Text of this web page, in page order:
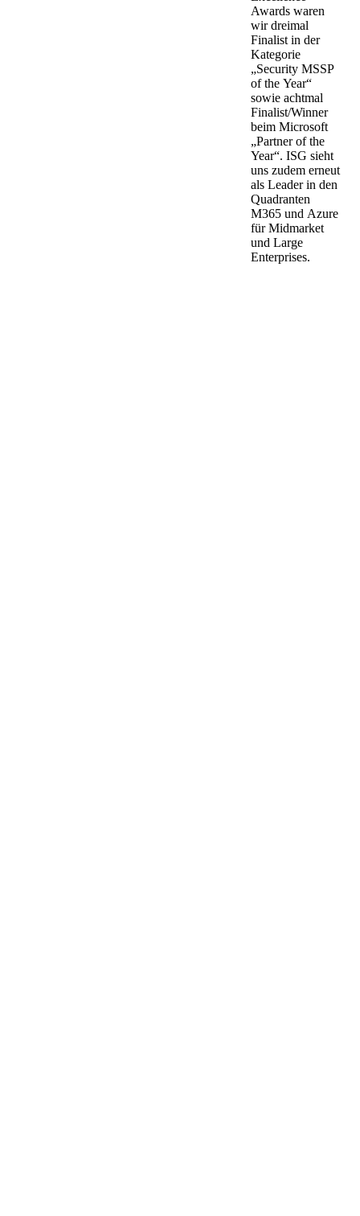
Awards waren
wir dreimal
Finalist in der
Kategorie
„Security MSSP
of the Year“
sowie achtmal
Finalist/Winner
beim Microsoft
„Partner of the
Year“. ISG sieht
uns zudem erneut
als Leader in den
Quadranten
M365 und Azure
für Midmarket
und Large
Enterprises.